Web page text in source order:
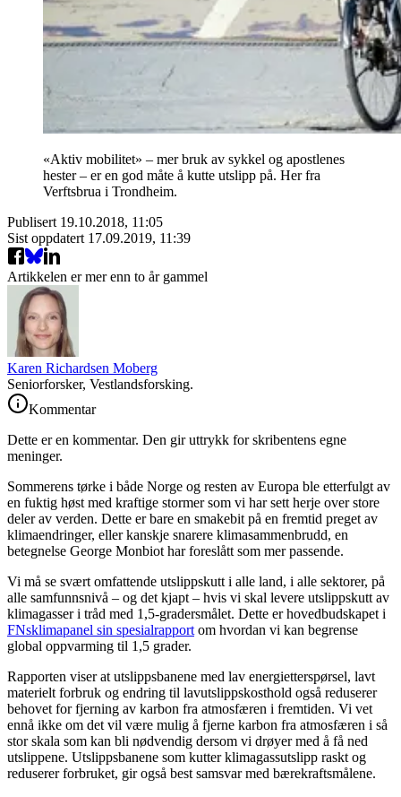
«Aktiv mobilitet» – mer bruk av sykkel og apostlenes
hester – er en god måte å kutte utslipp på. Her fra
Verftsbrua i Trondheim.
Publisert 19.10.2018, 11:05
Sist oppdatert 17.09.2019, 11:39
Artikkelen er mer enn to år gammel
Karen Richardsen Moberg
Seniorforsker, Vestlandsforsking.
Kommentar
Dette er en kommentar. Den gir uttrykk for skribentens egne
meninger.
Sommerens tørke i både Norge og resten av Europa ble etterfulgt av
en fuktig høst med kraftige stormer som vi har sett herje over store
deler av verden. Dette er bare en smakebit på en fremtid preget av
klimaendringer, eller kanskje snarere klimasammenbrudd, en
betegnelse George Monbiot har foreslått som mer passende.
Vi må se svært omfattende utslippskutt i alle land, i alle sektorer, på
alle samfunnsnivå – og det kjapt – hvis vi skal levere utslippskutt av
klimagasser i tråd med 1,5-gradersmålet. Dette er hovedbudskapet i
FNsklimapanel sin spesialrapport om hvordan vi kan begrense
global oppvarming til 1,5 grader.
Rapporten viser at utslippsbanene med lav energietterspørsel, lavt
materielt forbruk og endring til lavutslippskosthold også reduserer
behovet for fjerning av karbon fra atmosfæren i fremtiden. Vi vet
ennå ikke om det vil være mulig å fjerne karbon fra atmosfæren i så
stor skala som kan bli nødvendig dersom vi drøyer med å få ned
utslippene. Utslippsbanene som kutter klimagassutslipp raskt og
reduserer forbruket, gir også best samsvar med bærekraftsmålene.